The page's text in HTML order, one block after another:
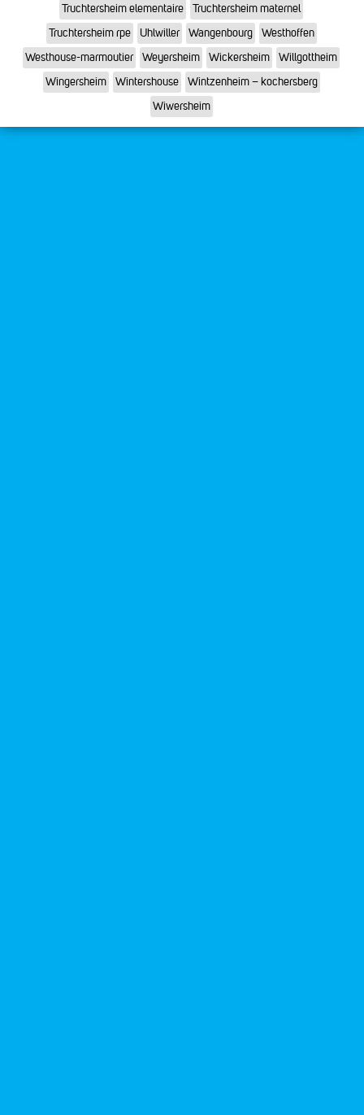
Truchtersheim elementaire
Truchtersheim maternel
Truchtersheim rpe
Uhlwiller Wangenbourg
Westhoffen
Westhouse-marmoutier
Weyersheim Wickersheim
Willgottheim
Wingersheim
Wintershouse
Wintzenheim – kochersberg
Wiwersheim